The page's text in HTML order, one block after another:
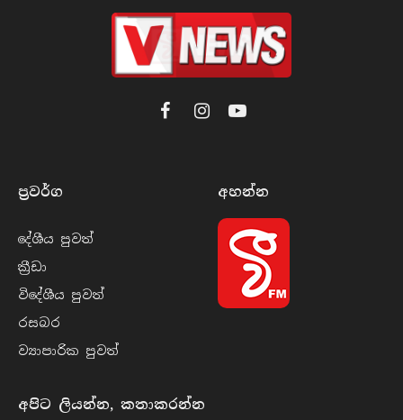
FacebookInstagramYouTube
ප්‍රවර්​ග
දේශීය පුව​ත්
ක්‍රී​ඩා
විදේශීය පුව​ත්
රසබ​ර
ව්‍යාපාරික පුව​ත්
අහන්​න
අපිට ලියන්න, කතාකරන්න